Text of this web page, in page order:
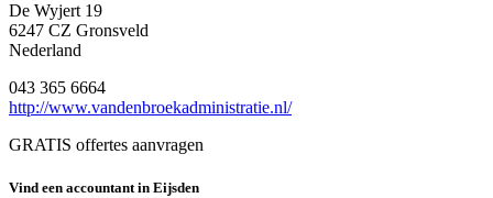
De Wyjert 19
6247 CZ Gronsveld
Nederland
043 365 6664
http://www.vandenbroekadministratie.nl/
GRATIS offertes aanvragen
Vind een accountant in Eijsden